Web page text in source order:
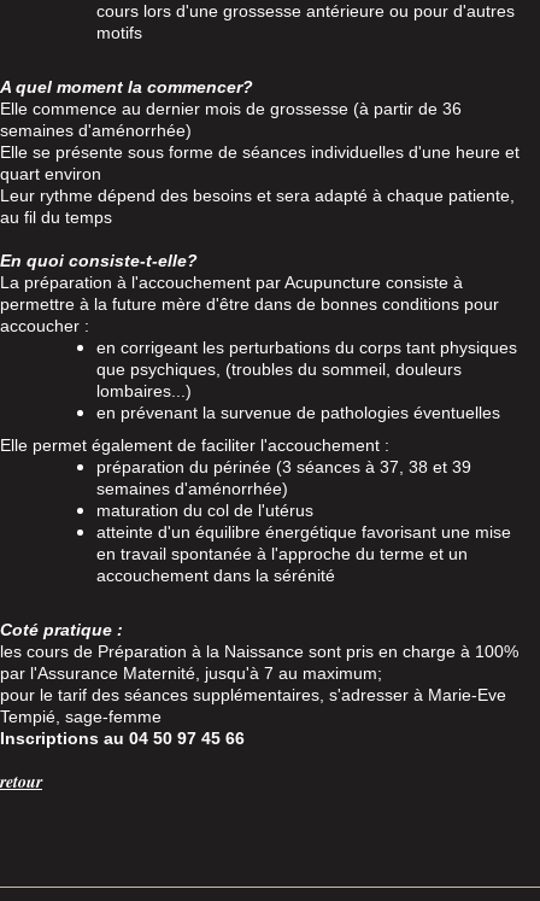
cours lors d'une grossesse antérieure ou pour d'autres
motifs
A quel moment la commencer?
Elle commence au dernier mois de grossesse (à partir de 36
semaines d'aménorrhée)
Elle se présente sous forme de séances individuelles d'une heure et
quart environ
Leur rythme dépend des besoins et sera adapté à chaque patiente,
au fil du temps
En quoi consiste-t-elle?
La préparation à l'accouchement par Acupuncture consiste à
permettre à la future mère d'être dans de bonnes conditions pour
accoucher :
en corrigeant les perturbations du corps tant physiques
que psychiques, (troubles du sommeil, douleurs
lombaires...)
en prévenant la survenue de pathologies éventuelles
Elle permet également de faciliter l'accouchement :
préparation du périnée (3 séances à 37, 38 et 39
semaines d'aménorrhée)
maturation du col de l'utérus
atteinte d'un équilibre énergétique favorisant une mise
en travail spontanée à l'approche du terme et un
accouchement dans la sérénité
Coté pratique :
les cours de Préparation à la Naissance sont pris en charge à 100%
par l'Assurance Maternité, jusqu'à 7 au maximum;
pour le tarif des séances supplémentaires, s'adresser à Marie-Eve
Tempié, sage-femme
Inscriptions au 04 50 97 45 66
retour